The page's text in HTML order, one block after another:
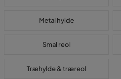
Metal hylde
Smal reol
Træhylde & træreol